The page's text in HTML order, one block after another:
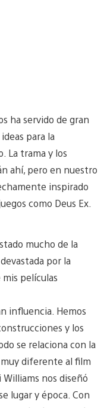
ha servido de gran
para la
La trama y los
ahí, pero en nuestro
inspirado
como Deus Ex.
mucho de la
por la
películas
influencia. Hemos
y los
se relaciona con la
diferente al film
nos diseñó
lugar y época. Con